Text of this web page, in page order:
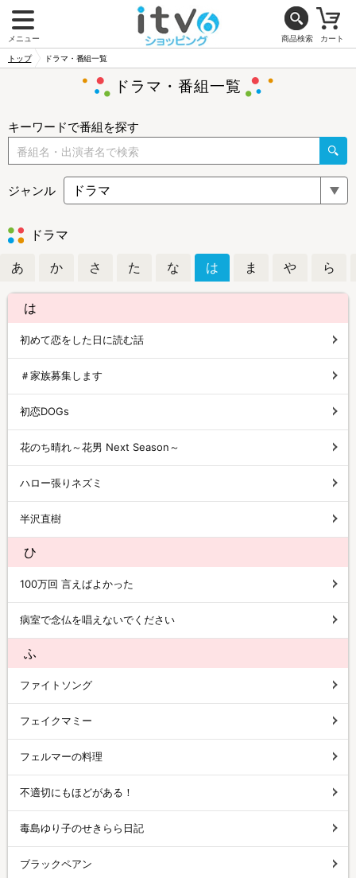
メニュー 商品検索 カート
トップ ドラマ・番組一覧
ドラマ・番組一覧
キーワードで番組を探す
ジャンル
ドラマ
あ か さ た な は ま や ら
は
初めて恋をした日に読む話
＃家族募集します
初恋DOGs
花のち晴れ～花男 Next Season～
ハロー張りネズミ
半沢直樹
ひ
100万回 言えばよかった
病室で念仏を唱えないでください
ふ
ファイトソング
フェイクマミー
フェルマーの料理
不適切にもほどがある！
毒島ゆり子のせきらら日記
ブラックペアン